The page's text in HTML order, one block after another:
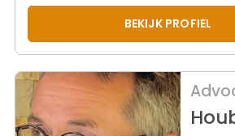
BEKIJK PROFIEL